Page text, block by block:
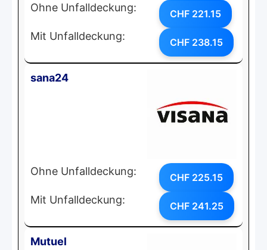
Ohne Unfalldeckung: CHF 221.15
Mit Unfalldeckung: CHF 238.15
sana24
Ohne Unfalldeckung: CHF 225.15
Mit Unfalldeckung: CHF 241.25
Mutuel